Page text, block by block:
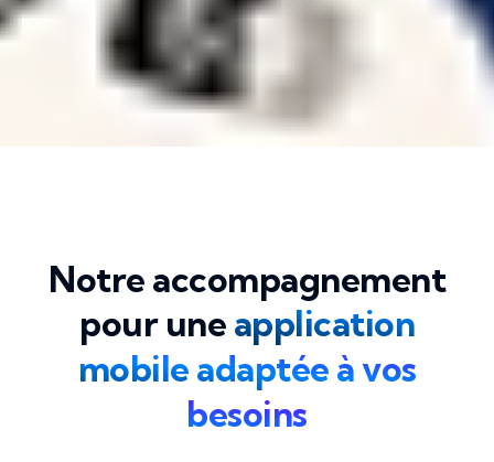
Notre accompagnement
pour une application
mobile adaptée à vos
besoins